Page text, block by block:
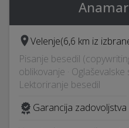
Velenje(6,6 km iz
Pisanje besedil
oblikovanje ·
Lektoriranje besedil
Garancija zadovoljstva